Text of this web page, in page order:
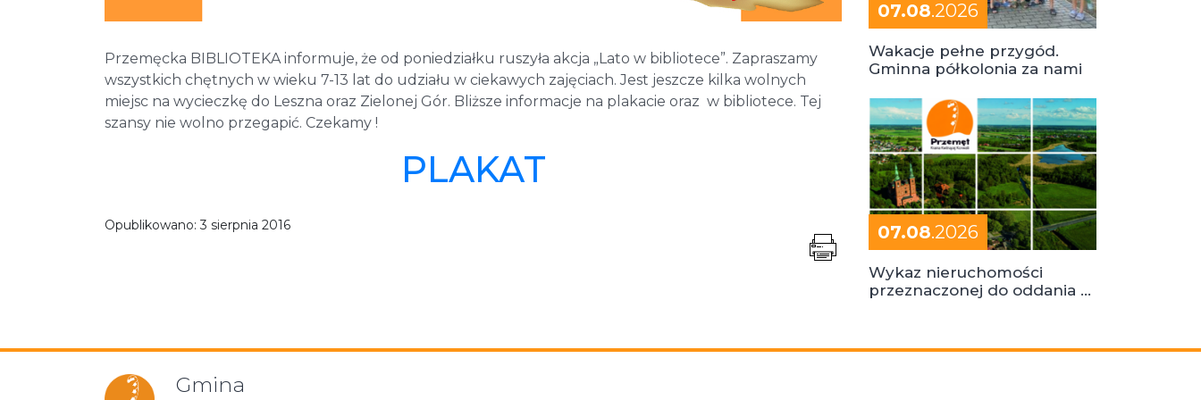
Przemęcka BIBLIOTEKA informuje, że od poniedziałku ruszyła akcja „Lato w bibliotece”. Zapraszamy
wszystkich chętnych w wieku 7-13 lat do udziału w ciekawych zajęciach. Jest jeszcze kilka wolnych
miejsc na wycieczkę do Leszna oraz Zielonej Gór. Bliższe informacje na plakacie oraz w bibliotece. Tej
szansy nie wolno przegapić. Czekamy !
PLAKAT
Opublikowano:3 sierpnia 2016
07.08.2026
Wakacje pełne przygód.
Gminna półkolonia za nami
07.08.2026
Wykaz nieruchomości
przeznaczonej do oddania w
Gmina